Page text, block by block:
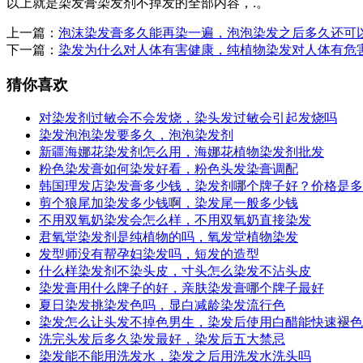
上一篇： 泡沫染发膏多久能再染一遍，泡泡染发之后多久还可
下一篇： 染发为什么对人体有害健康，纯植物染发对人体有危
猜你喜欢
对染发剂过敏会不会发烧，染头发过敏会引起发烧吗
染发泡泡染发要多久，泡泡染发剂
新疆海娜花染发剂怎么用，海娜花植物染发剂批发
粉色染发膏如何染发好看，粉色头发染膏调配
韩国理发店染发膏多少钱，染发剂哪个牌子好？价格是多
剪个狼尾加染发多少钱啊，染发尾一般多少钱
不用双氧奶染发会怎么样，不用双氧奶直接染发
君氧堂染发剂是纯植物的吗，氧发堂植物染发
发型师没有帮孕妇染发吗，短发的造型
什么样染发剂不染头皮，寸头怎么染发不沾头皮
染发膏用什么牌子的好，亲肤染发膏哪个牌子最好
夏日染发挑染发色吗，显白减龄染发流行色
染发怎么让头发不掉色男生，染发后使用白醋能快速褪
洗完头发后多久染发最好，染发后五大禁忌
染发能不能用洗发水，染发之后用洗发水洗头吗